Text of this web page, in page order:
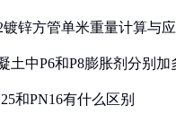
镀锌方管单米重量计算与
土中P6和P8膨胀剂分别加
和PN16有什么区别